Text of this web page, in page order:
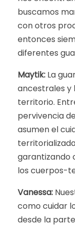
buscamos
con otros
entonces
diferentes
Maytik: La
ancestrales y
territorio.
pervivencia
asumen el
garantizando
los cuerpos-
Vanessa:
como cuidar
desde la